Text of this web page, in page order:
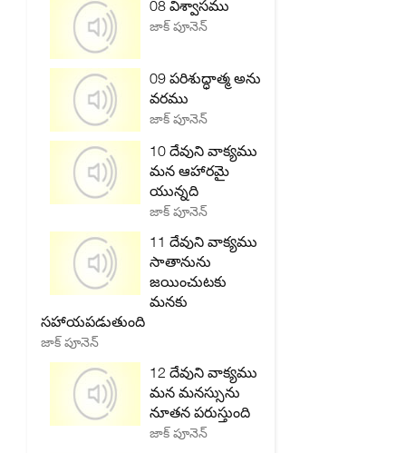
08 విశ్వాసము
జాక్ పూనెన్
09 పరిశుద్ధాత్మ అను
వరము
జాక్ పూనెన్
10 దేవుని వాక్యము
మన ఆహారమై
యున్నది
జాక్ పూనెన్
11 దేవుని వాక్యము
సాతానును
జయించుటకు
మనకు
సహాయపడుతుంది
జాక్ పూనెన్
12 దేవుని వాక్యము
మన మనస్సును
నూతన పరుస్తుంది
జాక్ పూనెన్